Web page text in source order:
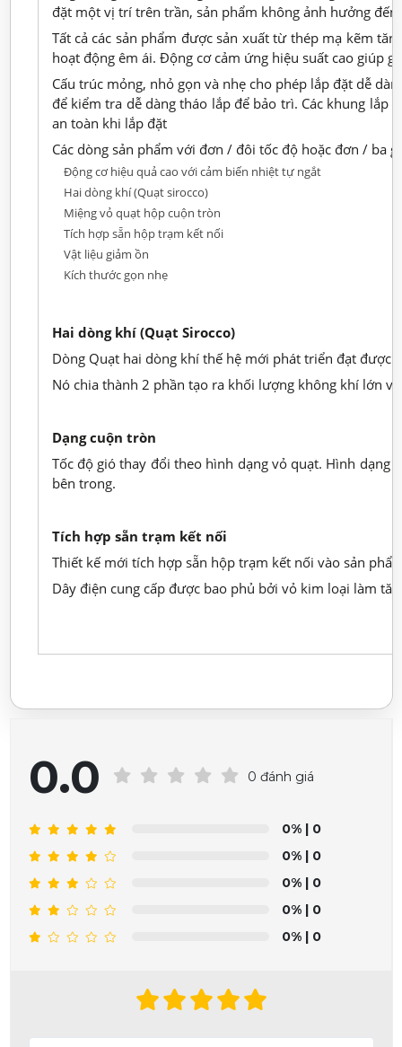
đặt một vị trí trên trần, sản phẩm không ảnh hưởng
Tất cả các sản phẩm được sản xuất từ thép mạ kẽm
hoạt động êm ái. Động cơ cảm ứng hiệu suất cao giúp
Cấu trúc mỏng, nhỏ gọn và nhẹ cho phép lắp đặt dễ
để kiểm tra dễ dàng tháo lắp để bảo trì. Các khung lắp
an toàn khi lắp đặt
Các dòng sản phẩm với đơn / đôi tốc độ hoặc đơn / ba
Động cơ hiệu quả cao với cảm biến nhiệt tự ngắt
Hai dòng khí (Quạt sirocco)
Miệng vỏ quạt hộp cuộn tròn
Tích hợp sẵn hộp trạm kết nối
Vật liệu giảm ồn
Kích thước gọn nhẹ
Hai dòng khí (Quạt Sirocco)
Dòng Quạt hai dòng khí thế hệ mới phát triển đạt được
Nó chia thành 2 phần tạo ra khối lượng không khí lớn
Dạng cuộn tròn
Tốc độ gió thay đổi theo hình dạng vỏ quạt. Hình
bên trong.
Tích hợp sẵn trạm kết nối
Thiết kế mới tích hợp sẵn hộp trạm kết nối vào sản
Dây điện cung cấp được bao phủ bởi vỏ kim loại làm
0.0 0 đánh giá
0% | 0
0% | 0
0% | 0
0% | 0
0% | 0